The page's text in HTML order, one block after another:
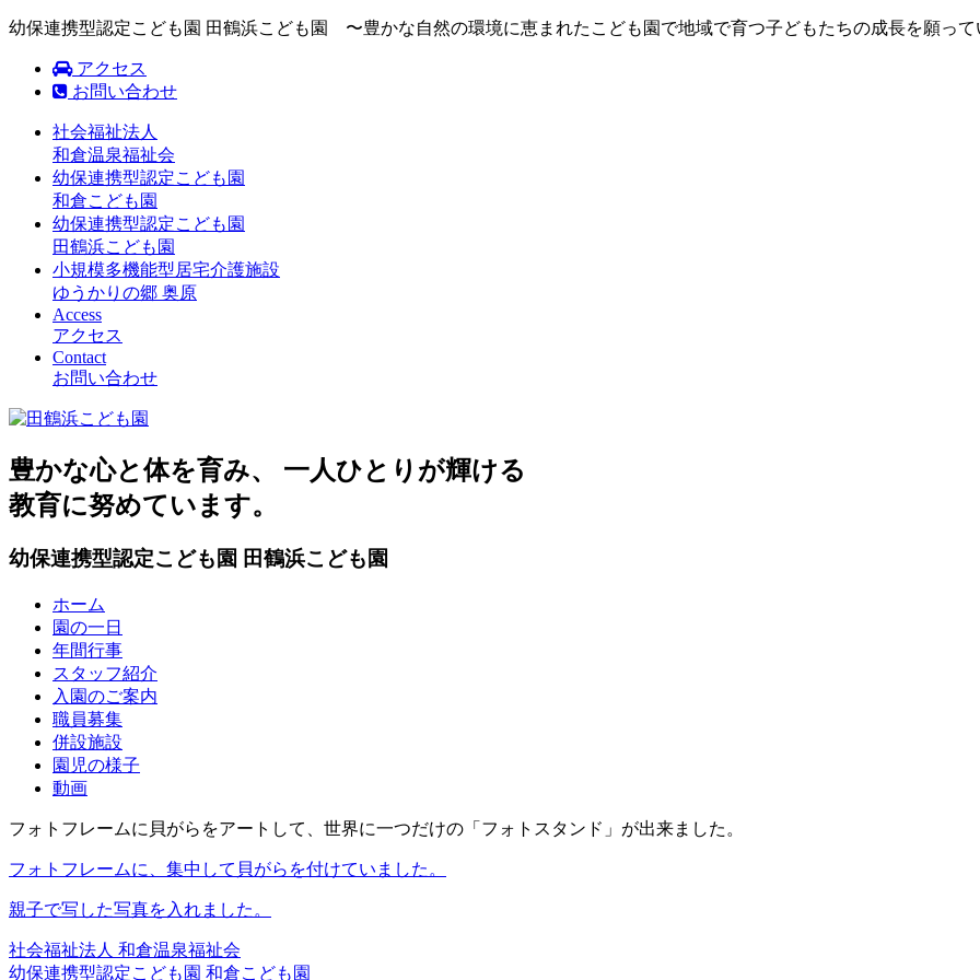
幼保連携型認定こども園 田鶴浜こども園 〜豊かな自然の環境に恵まれたこども園で地域で育つ子どもたちの成長を願って
アクセス
お問い合わせ
社会福祉法人
和倉温泉福祉会
幼保連携型認定こども園
和倉こども園
幼保連携型認定こども園
田鶴浜こども園
小規模多機能型居宅介護施設
ゆうかりの郷 奥原
Access
アクセス
Contact
お問い合わせ
豊かな心と体を育み、 一人ひとりが輝ける
教育に努めています。
幼保連携型認定こども園 田鶴浜こども園
ホーム
園の一日
年間行事
スタッフ紹介
入園のご案内
職員募集
併設施設
園児の様子
動画
フォトフレームに貝がらをアートして、世界に一つだけの「フォトスタンド」が出来ました。
フォトフレームに、集中して貝がらを付けていました。
親子で写した写真を入れました。
社会福祉法人 和倉温泉福祉会
幼保連携型認定こども園 和倉こども園